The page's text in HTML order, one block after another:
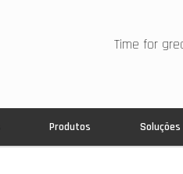
Time for
Produtos Soluções